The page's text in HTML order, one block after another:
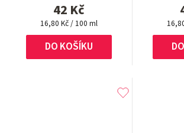
z
5
hvězdiček.
42 Kč
Měrná
cena:
16,80 Kč / 100 ml
DO KOŠÍKU
cena: